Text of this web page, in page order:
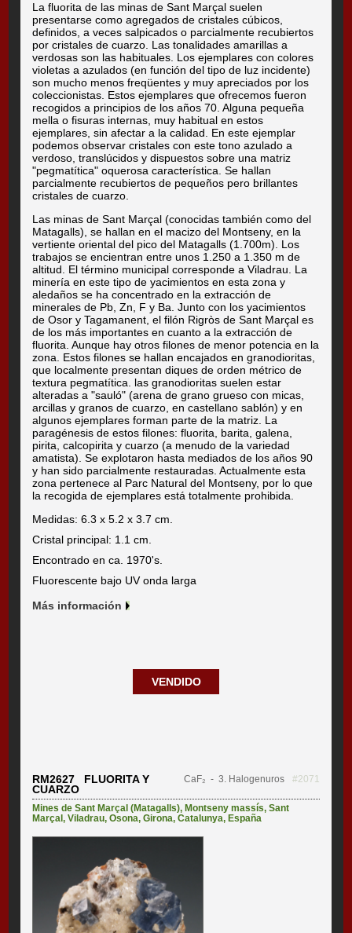
La fluorita de las minas de Sant Marçal suelen
presentarse como agregados de cristales cúbicos,
definidos, a veces salpicados o parcialmente recubiertos
por cristales de cuarzo. Las tonalidades amarillas a
verdosas son las habituales. Los ejemplares con colores
violetas a azulados (en función del tipo de luz incidente)
son mucho menos freqüentes y muy apreciados por los
coleccionistas. Estos ejemplares que ofrecemos fueron
recogidos a principios de los años 70. Alguna pequeña
mella o fisuras internas, muy habitual en estos
ejemplares, sin afectar a la calidad. En este ejemplar
podemos observar cristales con este tono azulado a
verdoso, translúcidos y dispuestos sobre una matriz
"pegmatítica" oquerosa característica. Se hallan
parcialmente recubiertos de pequeños pero brillantes
cristales de cuarzo.
Las minas de Sant Marçal (conocidas también como del
Matagalls), se hallan en el macizo del Montseny, en la
vertiente oriental del pico del Matagalls (1.700m). Los
trabajos se encientran entre unos 1.250 a 1.350 m de
altitud. El término municipal corresponde a Viladrau. La
minería en este tipo de yacimientos en esta zona y
aledaños se ha concentrado en la extracción de
minerales de Pb, Zn, F y Ba. Junto con los yacimientos
de Osor y Tagamanent, el filón Rigròs de Sant Marçal es
de los más importantes en cuanto a la extracción de
fluorita. Aunque hay otros filones de menor potencia en la
zona. Estos filones se hallan encajados en granodioritas,
que localmente presentan diques de orden métrico de
textura pegmatítica. las granodioritas suelen estar
alteradas a "sauló" (arena de grano grueso con micas,
arcillas y granos de cuarzo, en castellano sablón) y en
algunos ejemplares forman parte de la matriz. La
paragénesis de estos filones: fluorita, barita, galena,
pirita, calcopirita y cuarzo (a menudo de la variedad
amatista). Se explotaron hasta mediados de los años 90
y han sido parcialmente restauradas. Actualmente esta
zona pertenece al Parc Natural del Montseny, por lo que
la recogida de ejemplares está totalmente prohibida.
Medidas: 6.3 x 5.2 x 3.7 cm.
Cristal principal: 1.1 cm.
Encontrado en ca. 1970's.
Fluorescente bajo UV onda larga
Más información
VENDIDO
RM2627 FLUORITA Y
CUARZO
CaF₂ - 3. Halogenuros #2071
Mines de Sant Marçal (Matagalls), Montseny massís,Sant
Marçal,Viladrau,Osona,Girona,Catalunya, España